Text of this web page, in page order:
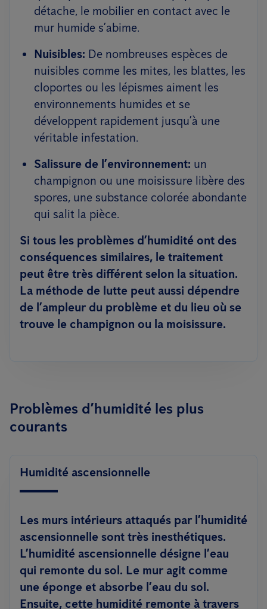
détache, le mobilier en contact avec le
mur humide s’abime.
Nuisibles: De nombreuses espèces de
nuisibles comme les mites, les blattes, les
cloportes ou les lépismes aiment les
environnements humides et se
développent rapidement jusqu’à une
véritable infestation.
Salissure de l’environnement: un
champignon ou une moisissure libère des
spores, une substance colorée abondante
qui salit la pièce.
Si tous les problèmes d’humidité ont des
conséquences similaires, le traitement
peut être très différent selon la situation.
La méthode de lutte peut aussi dépendre
de l’ampleur du problème et du lieu où se
trouve le champignon ou la moisissure.
Problèmes d’humidité les plus
courants
Humidité ascensionnelle
Les murs intérieurs attaqués par l’humidité
ascensionnelle sont très inesthétiques.
L’humidité ascensionnelle désigne l’eau
qui remonte du sol. Le mur agit comme
une éponge et absorbe l’eau du sol.
Ensuite, cette humidité remonte à travers